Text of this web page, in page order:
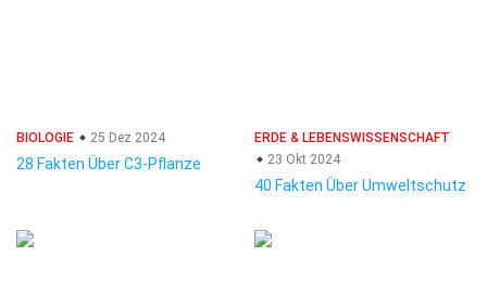
BIOLOGIE 25 Dez 2024
28 Fakten Über C3-Pflanze
ERDE & LEBENSWISSENSCHAFT
23 Okt 2024
40 Fakten Über Umweltschutz